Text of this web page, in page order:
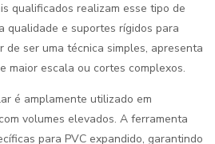
qualificados realizam esse tipo de
qualidade e suportes rígidos para
de ser uma técnica simples, apresenta
maior escala ou cortes complexos.
é amplamente utilizado em
volumes elevados. A ferramenta
para PVC expandido, garantindo